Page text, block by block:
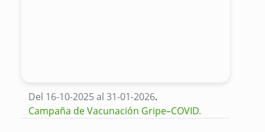
Del 16-10-2025 al 31-01-2026.
Campaña de Vacunación Gripe–COVID.